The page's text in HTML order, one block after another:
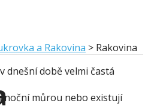
a Rakovina > Rakovina
dnešní době velmi častá
noční můrou nebo existují